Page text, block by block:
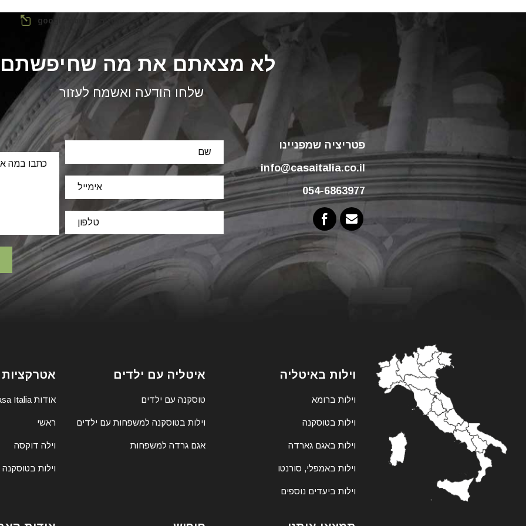
לא מצאתם את מה
שלחו הודעה ואשמח לעזור
פטריציה שמפניינו
info@casaitalia.co.il
054-6863977
וילות באיטליה
וילות ברומא
וילות בטוסקנה
וילות באגם גארדה
וילות באמפלי, סורנטו
וילות ביעדים נוספים
איטליה עם ילדים
טוסקנה עם ילדים
וילות בטוסקנה למשפחות עם ילדים
אגם גרדה למשפחות
אודות Casa Italia
ראשי
וילה דוקסה
וילות בטוסקנה